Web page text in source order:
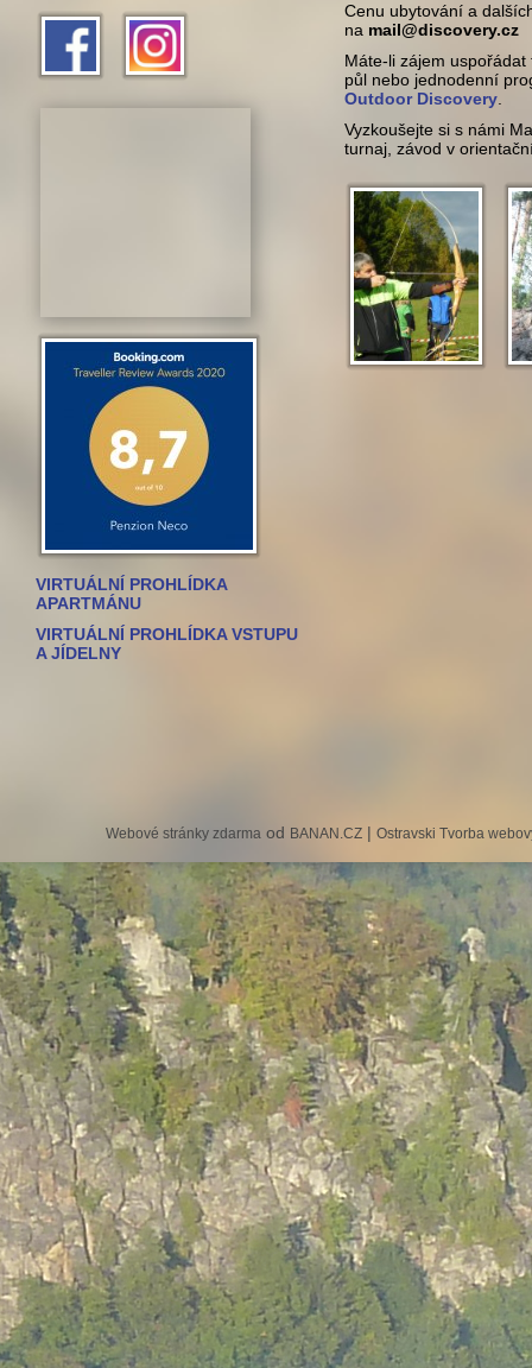
číst
VIRTUÁLNÍ PROHLÍDKA
APARTMÁNU
VIRTUÁLNÍ PROHLÍDKA VSTUPU
A JÍDELNY
Cenu ubytování a
na mail@discovery.cz
Máte-li zájem
půl nebo jednodenní
Outdoor Discovery
Vyzkoušejte si s námi
turnaj, závod v
Webové stránky zdarma od BANAN.CZ | Ostravski Tvorba